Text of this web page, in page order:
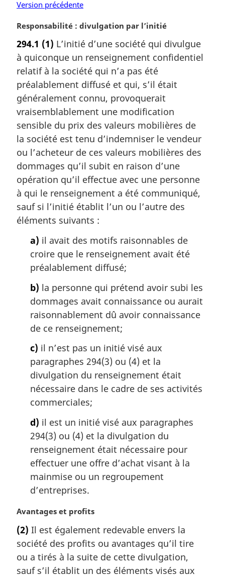
i
a
e
:
Version précédente
N
t
e
m
a
r
g
i
n
a
e
:
Responsabilité : divulgation par l’initié
294.1 (1) L’initié d’une société qui divulgue
à quiconque un renseignement confidentiel
relatif à la société qui n’a pas été
préalablement diffusé et qui, s’il était
généralement connu, provoquerait
vraisemblablement une modification
sensible du prix des valeurs mobilières de
la société est tenu d’indemniser le vendeur
ou l’acheteur de ces valeurs mobilières des
dommages qu’il subit en raison d’une
opération qu’il effectue avec une personne
à qui le renseignement a été communiqué,
sauf si l’initié établit l’un ou l’autre des
éléments suivants :
a) il avait des motifs raisonnables de
croire que le renseignement avait été
préalablement diffusé;
b) la personne qui prétend avoir subi les
dommages avait connaissance ou aurait
raisonnablement dû avoir connaissance
de ce renseignement;
c) il n’est pas un initié visé aux
paragraphes 294(3) ou (4) et la
divulgation du renseignement était
nécessaire dans le cadre de ses activités
commerciales;
d) il est un initié visé aux paragraphes
294(3) ou (4) et la divulgation du
renseignement était nécessaire pour
effectuer une offre d’achat visant à la
mainmise ou un regroupement
d’entreprises.
N
t
e
m
a
Avantages et profits
(2) Il est également redevable envers la
société des profits ou avantages qu’il tire
ou a tirés à la suite de cette divulgation,
sauf s’il établit un des éléments visés aux